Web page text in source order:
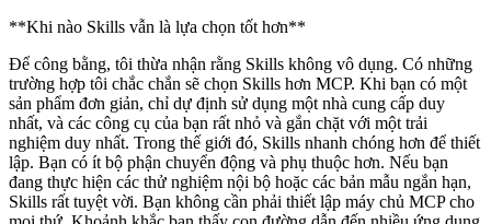
**Khi nào Skills vẫn là lựa chọn tốt hơn**
Để công bằng, tôi thừa nhận rằng Skills không vô dụng. Có những
trường hợp tôi chắc chắn sẽ chọn Skills hơn MCP. Khi bạn có một
sản phẩm đơn giản, chỉ dự định sử dụng một nhà cung cấp duy
nhất, và các công cụ của bạn rất nhỏ và gắn chặt với một trải
nghiệm duy nhất. Trong thế giới đó, Skills nhanh chóng hơn để thiết
lập. Bạn có ít bộ phận chuyển động và phụ thuộc hơn. Nếu bạn
đang thực hiện các thử nghiệm nội bộ hoặc các bản mẫu ngắn hạn,
Skills rất tuyệt vời. Bạn không cần phải thiết lập máy chủ MCP cho